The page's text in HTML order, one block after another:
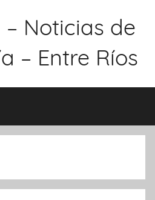
Noticias de
– Entre Ríos